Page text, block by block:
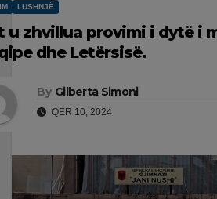
LUSHNJË
u zhvillua provimi i dytë i
dhe Letërsisë.
By Gilberta Simoni
QER 10, 2024